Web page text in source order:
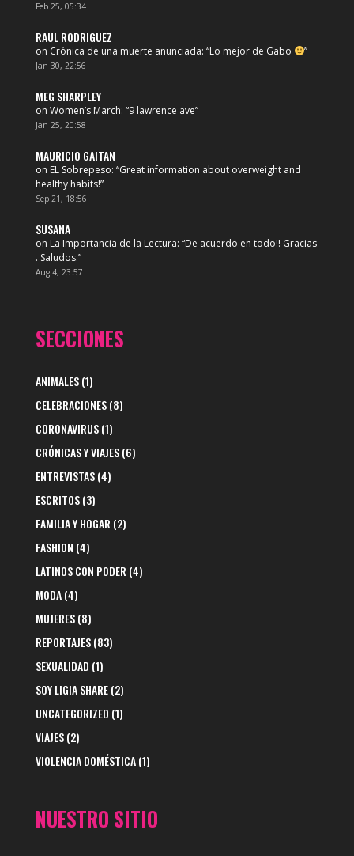
Feb 25, 05:34
RAUL RODRIGUEZ
on Crónica de una muerte anunciada: “Lo mejor de Gabo ”
Jan 30, 22:56
MEG SHARPLEY
on Women’s March: “9 lawrence ave”
Jan 25, 20:58
MAURICIO GAITAN
on EL Sobrepeso: “Great information about overweight and
healthy habits!”
Sep 21, 18:56
SUSANA
on La Importancia de la Lectura: “De acuerdo en todo!! Gracias
. Saludos.”
Aug 4, 23:57
SECCIONES
ANIMALES(1)
CELEBRACIONES(8)
CORONAVIRUS(1)
CRÓNICAS Y VIAJES(6)
ENTREVISTAS(4)
ESCRITOS(3)
FAMILIA Y HOGAR (2)
FASHION (4)
LATINOS CON PODER (4)
MODA(4)
MUJERES(8)
REPORTAJES(83)
SEXUALIDAD (1)
SOY LIGIA SHARE(2)
UNCATEGORIZED (1)
VIAJES(2)
VIOLENCIA DOMÉSTICA(1)
NUESTRO SITIO